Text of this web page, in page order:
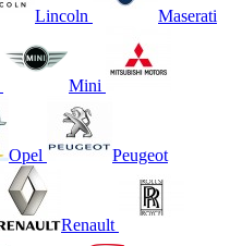
Lincoln Maserati
Mini
Opel Peugeot
Renault